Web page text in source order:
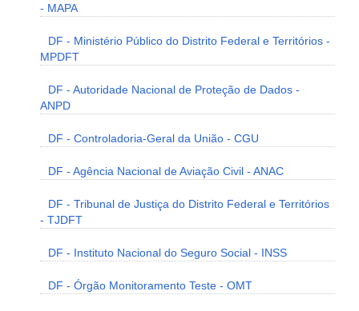
- MAPA
DF - Ministério Público do Distrito Federal e Territórios -
MPDFT
DF - Autoridade Nacional de Proteção de Dados -
ANPD
DF - Controladoria-Geral da União - CGU
DF - Agência Nacional de Aviação Civil - ANAC
DF - Tribunal de Justiça do Distrito Federal e Territórios
- TJDFT
DF - Instituto Nacional do Seguro Social - INSS
DF - Órgão Monitoramento Teste - OMT